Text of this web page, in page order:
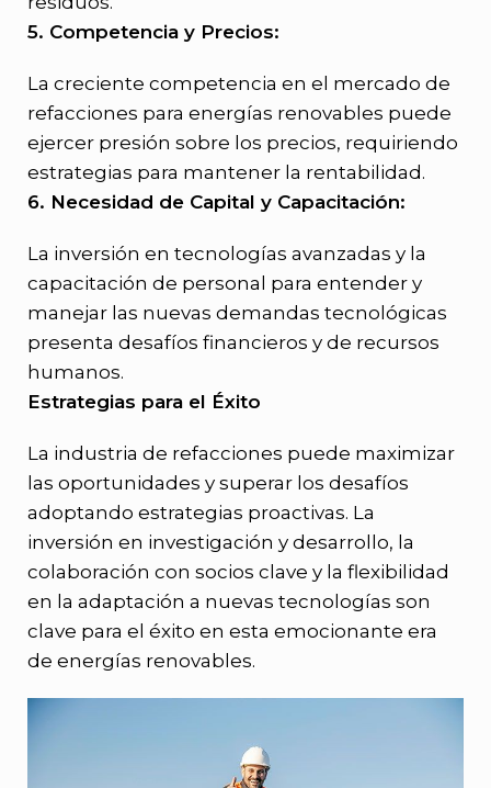
5. Competencia y Precios:
La creciente competencia en el mercado de
refacciones para energías renovables puede
ejercer presión sobre los precios, requiriendo
estrategias para mantener la rentabilidad.
6. Necesidad de Capital y Capacitación:
La inversión en tecnologías avanzadas y la
capacitación de personal para entender y
manejar las nuevas demandas tecnológicas
presenta desafíos financieros y de recursos
humanos.
Estrategias para el Éxito
La industria de refacciones puede maximizar
las oportunidades y superar los desafíos
adoptando estrategias proactivas. La
inversión en investigación y desarrollo, la
colaboración con socios clave y la flexibilidad
en la adaptación a nuevas tecnologías son
clave para el éxito en esta emocionante era
de energías renovables.